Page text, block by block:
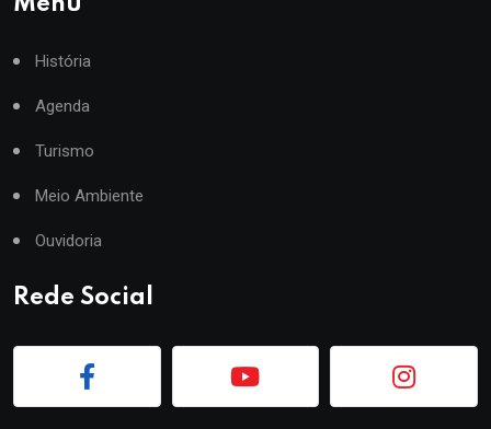
História
Agenda
Turismo
Meio Ambiente
Ouvidoria
Rede Social